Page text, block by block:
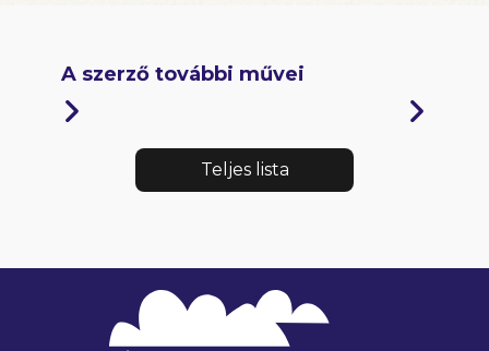
A szerző további művei
Teljes lista